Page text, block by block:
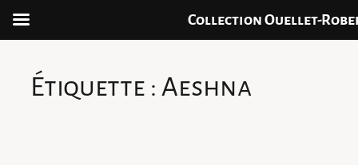
contenuÉtiquette : Aeshna
Collection Ouellet-